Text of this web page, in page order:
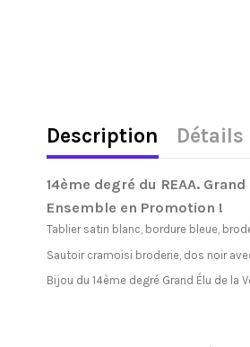
Description
14ème degré du REAA.
Ensemble en Promotion !
Tablier satin blanc, bordure bleue,
Sautoir cramoisi broderie, dos noir
Bijou du 14ème degré Grand Élu de la